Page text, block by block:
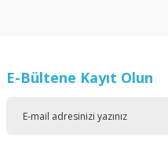
Ürün resmi kalitesiz, bozuk
E-Bültene Kayıt Olun